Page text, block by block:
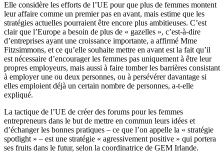
Elle considère les efforts de l’UE pour que plus de femmes montent
leur affaire comme un premier pas en avant, mais estime que les
stratégies actuelles pourraient être encore plus ambitieuses. C’est
clair que l’Europe a besoin de plus de « gazelles », c’est-à-dire
d’entreprises ayant une croissance importante, a affirmé Mme
Fitzsimmons, et ce qu’elle souhaite mettre en avant est la fait qu’il
est nécessaire d’encourager les femmes pas uniquement à être leur
propres employeurs, mais aussi à faire tomber les barrières consistant
à employer une ou deux personnes, ou à persévérer davantage si
elles emploient déjà un certain nombre de personnes, a-t-elle
expliqué.
La tactique de l’UE de créer des forums pour les femmes
entrepreneurs dans le but de mettre en commun leurs idées et
d’échanger les bonnes pratiques – ce que l’on appelle la « stratégie
spotlight » – est une stratégie « agressivement positive » qui portera
ses fruits dans le futur, selon la coordinatrice de GEM Irlande.